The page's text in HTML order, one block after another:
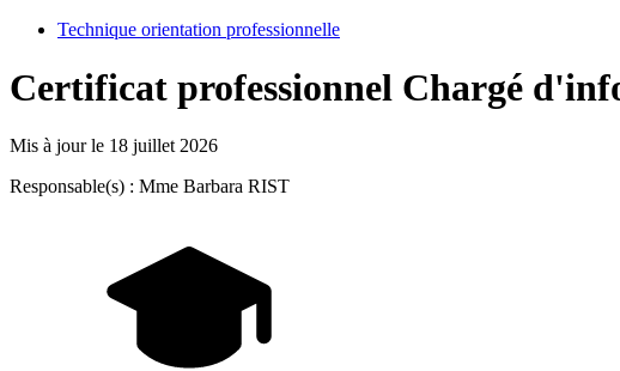
Technique orientation professionnelle
Certificat professionnel Chargé
Mis à jour le 18 juillet 2026
Responsable(s) : Mme Barbara RIST